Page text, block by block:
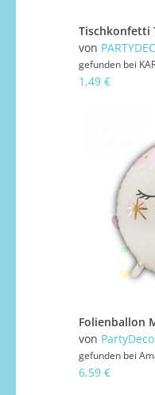
von
gefunden bei
1,49 €
von PartyDeco
gefunden bei
6,59 €